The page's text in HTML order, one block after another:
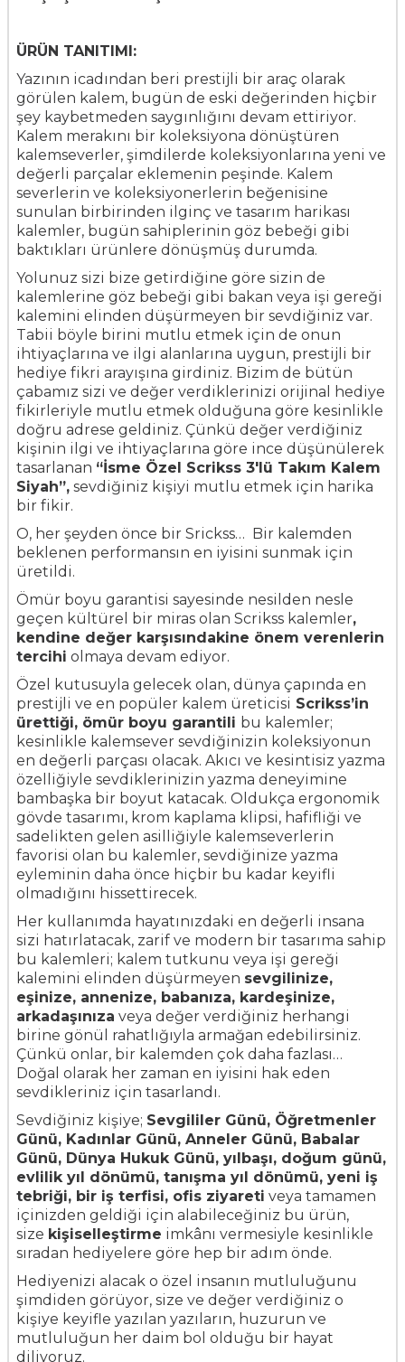
ÜRÜN TANITIMI:
Yazının icadından beri prestijli bir araç olarak
görülen kalem, bugün de eski değerinden hiçbir
şey kaybetmeden saygınlığını devam ettiriyor.
Kalem merakını bir koleksiyona dönüştüren
kalemseverler, şimdilerde koleksiyonlarına yeni ve
değerli parçalar eklemenin peşinde. Kalem
severlerin ve koleksiyonerlerin beğenisine
sunulan birbirinden ilginç ve tasarım harikası
kalemler, bugün sahiplerinin göz bebeği gibi
baktıkları ürünlere dönüşmüş durumda.
Yolunuz sizi bize getirdiğine göre sizin de
kalemlerine göz bebeği gibi bakan veya işi gereği
kalemini elinden düşürmeyen bir sevdiğiniz var.
Tabii böyle birini mutlu etmek için de onun
ihtiyaçlarına ve ilgi alanlarına uygun, prestijli bir
hediye fikri arayışına girdiniz. Bizim de bütün
çabamız sizi ve değer verdiklerinizi orijinal hediye
fikirleriyle mutlu etmek olduğuna göre kesinlikle
doğru adrese geldiniz. Çünkü değer verdiğiniz
kişinin ilgi ve ihtiyaçlarına göre ince düşünülerek
tasarlanan “İsme Özel Scrikss 3'lü Takım Kalem
Siyah”, sevdiğiniz kişiyi mutlu etmek için harika
bir fikir.
O, her şeyden önce bir Srickss… Bir kalemden
beklenen performansın en iyisini sunmak için
üretildi.
Ömür boyu garantisi sayesinde nesilden nesle
geçen kültürel bir miras olan Scrikss kalemler,
kendine değer karşısındakine önem verenlerin
tercihi olmaya devam ediyor.
Özel kutusuyla gelecek olan, dünya çapında en
prestijli ve en popüler kalem üreticisi Scrikss’in
ürettiği, ömür boyu garantili bu kalemler;
kesinlikle kalemsever sevdiğinizin koleksiyonun
en değerli parçası olacak. Akıcı ve kesintisiz yazma
özelliğiyle sevdiklerinizin yazma deneyimine
bambaşka bir boyut katacak. Oldukça ergonomik
gövde tasarımı, krom kaplama klipsi, hafifliği ve
sadelikten gelen asilliğiyle kalemseverlerin
favorisi olan bu kalemler, sevdiğinize yazma
eyleminin daha önce hiçbir bu kadar keyifli
olmadığını hissettirecek.
Her kullanımda hayatınızdaki en değerli insana
sizi hatırlatacak, zarif ve modern bir tasarıma sahip
bu kalemleri; kalem tutkunu veya işi gereği
kalemini elinden düşürmeyen sevgilinize,
eşinize, annenize, babanıza, kardeşinize,
arkadaşınıza veya değer verdiğiniz herhangi
birine gönül rahatlığıyla armağan edebilirsiniz.
Çünkü onlar, bir kalemden çok daha fazlası…
Doğal olarak her zaman en iyisini hak eden
sevdikleriniz için tasarlandı.
Sevdiğiniz kişiye; Sevgililer Günü, Öğretmenler
Günü, Kadınlar Günü, Anneler Günü, Babalar
Günü, Dünya Hukuk Günü, yılbaşı, doğum günü,
evlilik yıl dönümü, tanışma yıl dönümü, yeni iş
tebriği, bir iş terfisi, ofis ziyareti veya tamamen
içinizden geldiği için alabileceğiniz bu ürün,
size kişiselleştirme imkânı vermesiyle kesinlikle
sıradan hediyelere göre hep bir adım önde.
Hediyenizi alacak o özel insanın mutluluğunu
şimdiden görüyor, size ve değer verdiğiniz o
kişiye keyifle yazılan yazıların, huzurun ve
mutluluğun her daim bol olduğu bir hayat
diliyoruz.